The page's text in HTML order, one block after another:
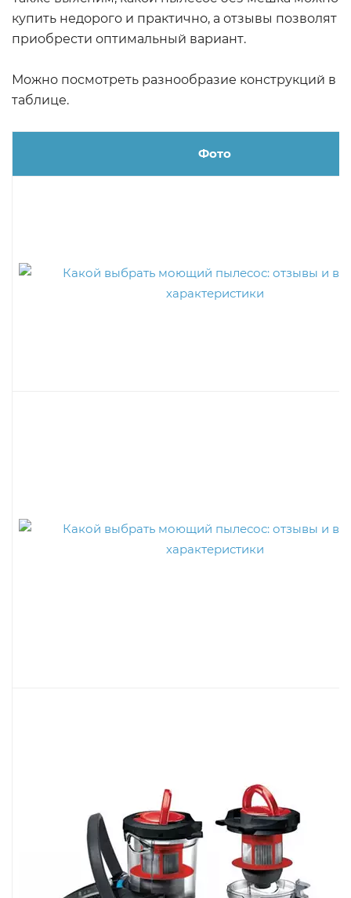
купить недорого и практично, а отзывы позволят
приобрести оптимальный вариант.
Можно посмотреть разнообразие конструкций в
таблице.
Фото